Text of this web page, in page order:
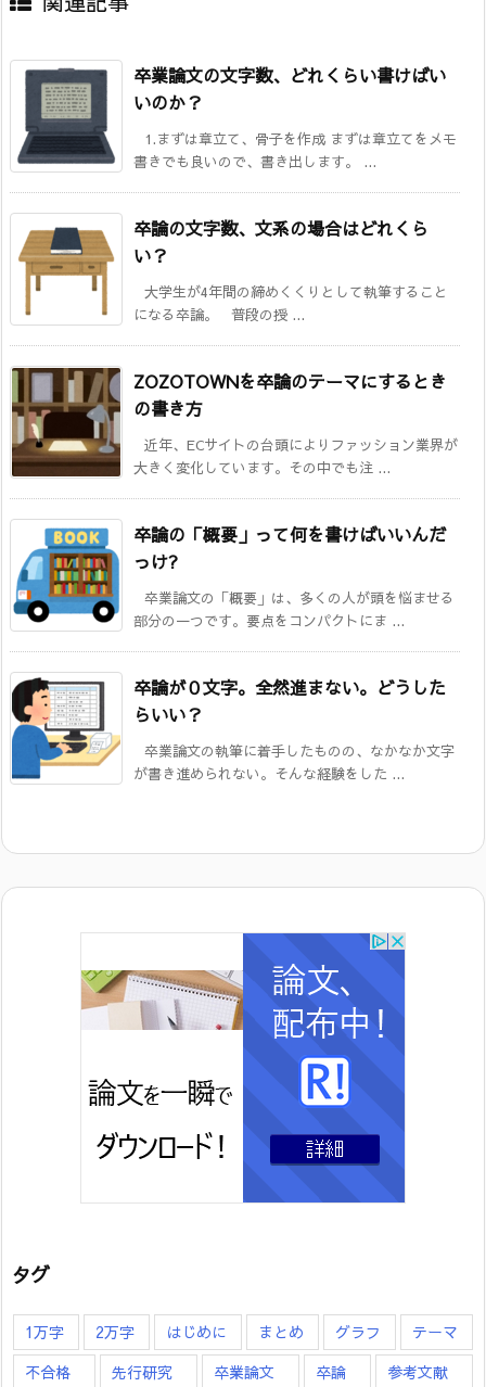
卒業論文の文字数、どれくらい書けばい
いのか？
1.まずは章立て、骨子を作成 まずは章立てをメモ
書きでも良いので、書き出します。 ...
卒論の文字数、文系の場合はどれくら
い？
大学生が4年間の締めくくりとして執筆すること
になる卒論。 普段の授 ...
ZOZOTOWNを卒論のテーマにするとき
の書き方
近年、ECサイトの台頭によりファッション業界が
大きく変化しています。その中でも注 ...
卒論の「概要」って何を書けばいいんだ
っけ?
卒業論文の「概要」は、多くの人が頭を悩ませる
部分の一つです。要点をコンパクトにま ...
卒論が０文字。全然進まない。どうした
らいい？
卒業論文の執筆に着手したものの、なかなか文字
が書き進められない。そんな経験をした ...
タグ
1万字 2万字 はじめに まとめ グラフ
テーマ
不合格
先行研究 卒業論文 卒論
参考文献